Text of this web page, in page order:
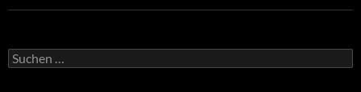
Suchen
nach: